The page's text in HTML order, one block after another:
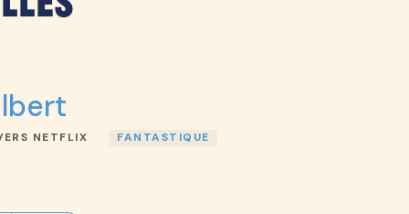
NETFLIX FANTASTIQUE